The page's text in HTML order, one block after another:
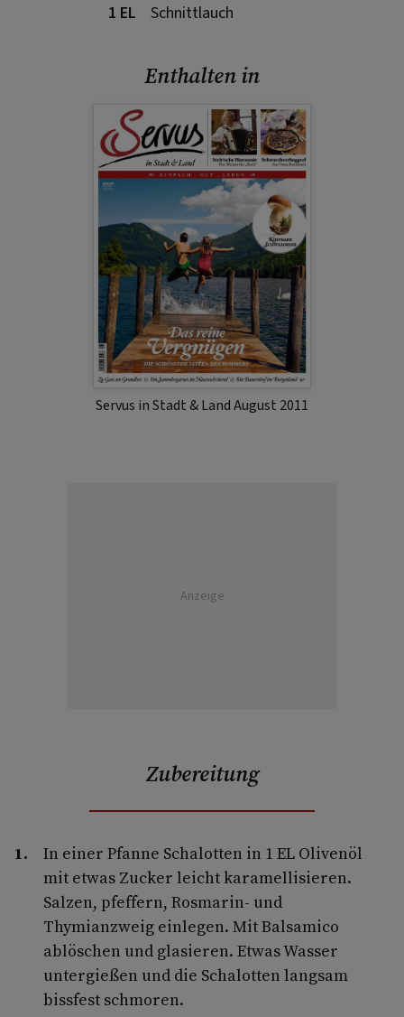
1 EL Schnittlauch
Enthalten in
Servus in Stadt & Land August 2011
Anzeige
Zubereitung
In einer Pfanne Schalotten in 1 EL Olivenöl
mit etwas Zucker leicht karamellisieren.
Salzen, pfeffern, Rosmarin- und
Thymianzweig einlegen. Mit Balsamico
ablöschen und glasieren. Etwas Wasser
untergießen und die Schalotten langsam
bissfest schmoren.